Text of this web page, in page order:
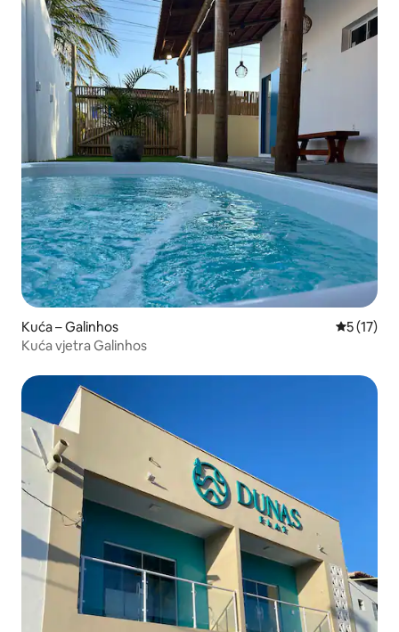
Kuća – Galinhos Prosječna
5 (17)
Kuća vjetra Galinhos